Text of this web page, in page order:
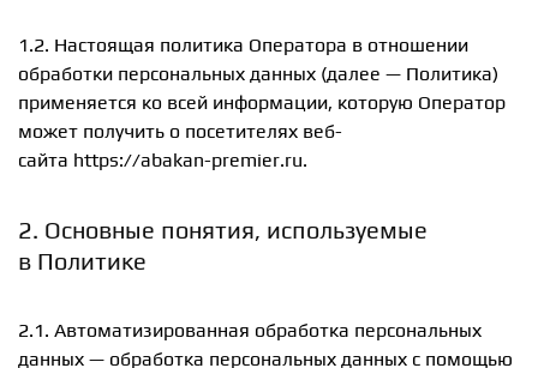
1.2. Настоящая политика Оператора в отношении
обработки персональных данных (далее — Политика)
применяется ко всей информации, которую Оператор
может получить о посетителях веб-
сайта https://abakan-premier.ru.
2. Основные понятия, используемые
в Политике
2.1. Автоматизированная обработка персональных
данных — обработка персональных данных с помощью